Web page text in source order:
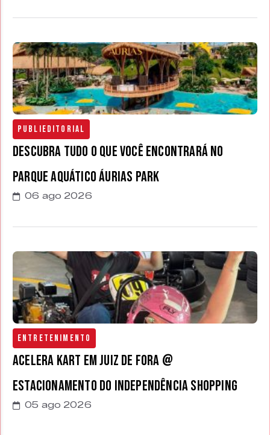
Publieditorial
Descubra tudo o que você encontrará no
parque aquático Áurias Park
06 ago 2026
Entretenimento
Acelera Kart em Juiz de Fora @
estacionamento do Independência Shopping
05 ago 2026